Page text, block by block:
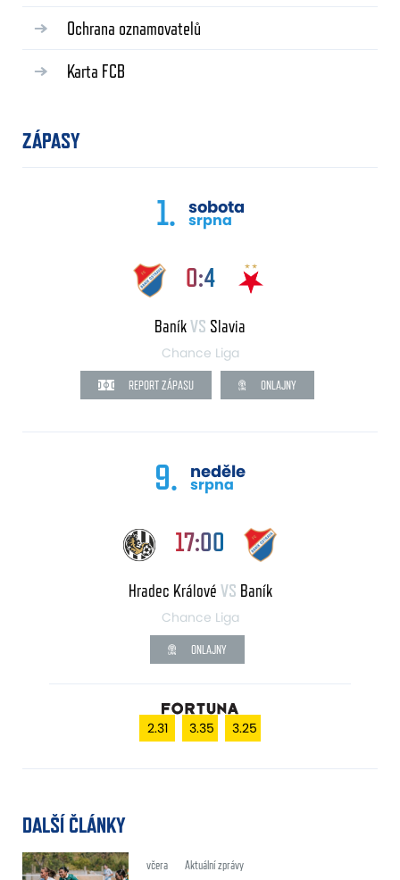
Ochrana oznamovatelů
Karta FCB
ZÁPASY
1. sobota
srpna
0:4
BaníkVS Slavia
Chance Liga
REPORT ZÁPASU ONLAJNY
9. neděle
srpna
17:00
Hradec Králové VS Baník
Chance Liga
ONLAJNY
2.31 3.35 3.25
DALŠÍ ČLÁNKY
včera Aktuální zprávy